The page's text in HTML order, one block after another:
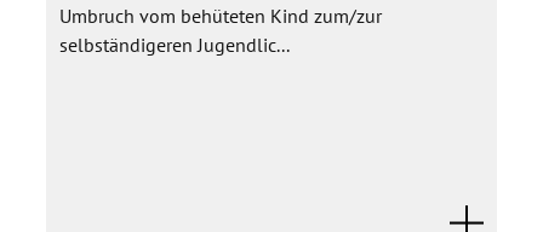
Umbruch vom behüteten Kind zum/zur
selbständigeren Jugendlic...